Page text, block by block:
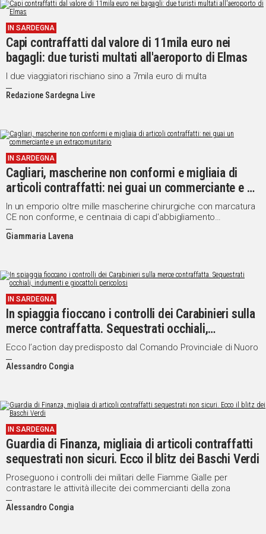
WHATSAPP
Social
IN SARDEGNA
Capi contraffatti dal valore di 11mila euro nei
bagagli: due turisti multati all'aeroporto di Elmas
I due viaggiatori rischiano sino a 7mila euro di multa
Redazione Sardegna Live
IN SARDEGNA
Cagliari, mascherine non conformi e migliaia di
articoli contraffatti: nei guai un commerciante e un
extracomunitario
In un emporio oltre mille mascherine chirurgiche con marcatura
CE non conforme, e centinaia di capi d'abbigliamento
contraffatti. Un cittadino senegalese è stato invece trovato in
possesso di circa 13mila articoli fac-simile, fra scarpe, borse e
Giammaria Lavena
IN SARDEGNA
In spiaggia fioccano i controlli dei Carabinieri sulla
merce contraffatta. Sequestrati occhiali,
indumenti e giocattoli pericolosi
Ecco l’action day predisposto dal Comando Provinciale di Nuoro
Alessandro Congia
IN SARDEGNA
Guardia di Finanza, migliaia di articoli contraffatti
sequestrati non sicuri. Ecco il blitz dei Baschi Verdi
Proseguono i controlli dei militari delle Fiamme Gialle per
contrastare le attività illecite dei commercianti della zona
Alessandro Congia